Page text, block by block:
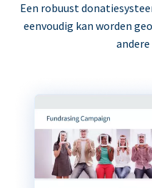
Een robuust
eenvoudig kan worden